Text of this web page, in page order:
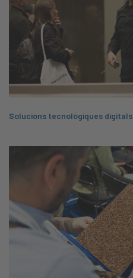
​Solucions tecnològiques digitals